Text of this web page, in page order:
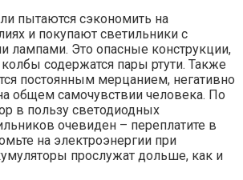
пытаются сэкономить на
и покупают светильники с
Это опасные конструкции,
содержатся пары ртути. Также
постоянным мерцанием, негативно
общем самочувствии человека. По
в пользу светодиодных
очевиден – переплатите в
на электроэнергии при
прослужат дольше, как и